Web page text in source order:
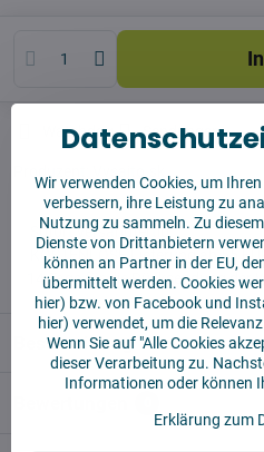
Watchdog Sendungen
✅ Sofort versandfertig
✅ KOSTENLOSE Lieferung ab 55 EUR
✅14 Tage für die Rücksendung der
Beschreibung
Wir verwenden Cookies, um
verbessern, ihre Leistung zu
Nutzung zu sammeln. Zu
Dienste von Drittanbietern
können an Partner in der EU,
übermittelt werden. Cookies
hier) bzw. von Facebook und
hier) verwendet, um die
Wenn Sie auf "Alle Cookies
dieser Verarbeitung zu.
Informationen oder können
Erklärung zum